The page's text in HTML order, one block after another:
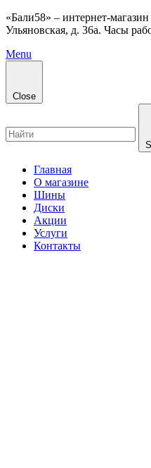
«Бали58» – интернет-
Ульяновская, д. 36а. Часы
Menu
Close
Главная
О магазине
Шины
Диски
Акции
Услуги
Контакты